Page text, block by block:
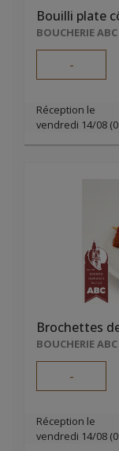
Bouilli plate
BOUCHERIE ABC
-
Réception le
vendredi 14/08
BOUCHERIE ABC
-
Réception le
vendredi 14/08